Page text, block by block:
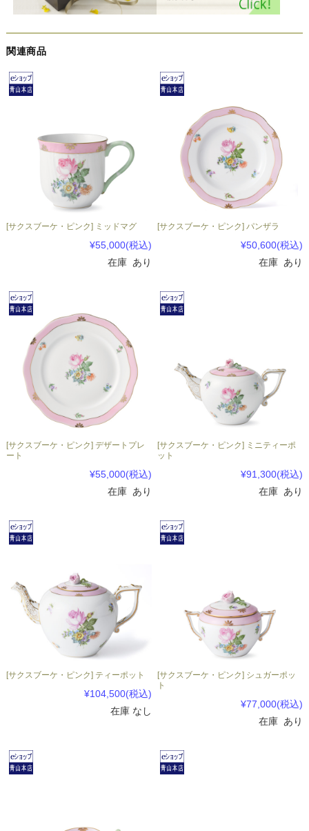
関連商品
[サクスブーケ・ピンク] ミッドマグ
¥55,000(税込)
在庫 あり
[サクスブーケ・ピンク] パンザラ
¥50,600(税込)
在庫 あり
[サクスブーケ・ピンク] デザートプレ
ート
¥55,000(税込)
在庫 あり
[サクスブーケ・ピンク] ミニティーポ
ット
¥91,300(税込)
在庫 あり
[サクスブーケ・ピンク] ティーポット
¥104,500(税込)
在庫 なし
[サクスブーケ・ピンク] シュガーポッ
ト
¥77,000(税込)
在庫 あり